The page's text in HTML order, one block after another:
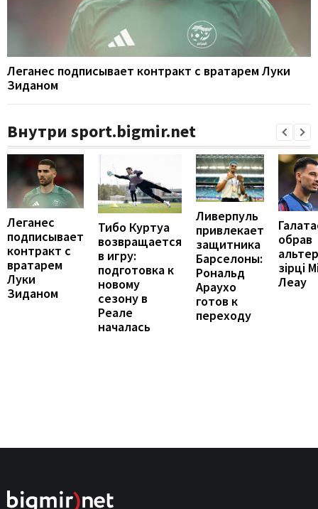
Леганес подписывает контракт с вратарем Луки
Зиданом
Внутри sport.bigmir.net
Леганес
подписывает
контракт с
вратарем
Луки
Зиданом
Тибо Куртуа
возвращается
в игру:
подготовка к
новому
сезону в
Реале
началась
Ливерпуль
привлекает
защитника
Барселоны:
Рональд
Араухо
готов к
переходу
обрав
зірці
Леау